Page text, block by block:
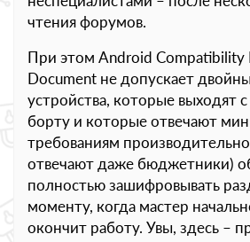
чтения форумов.
При этом Android Compatibility
Document не допускает
устройства, которые выходят
борту и которые отвечают
требованиям
отвечают даже бюджетники)
полностью зашифровывать
моменту, когда мастер
окончит работу. Увы, здесь –